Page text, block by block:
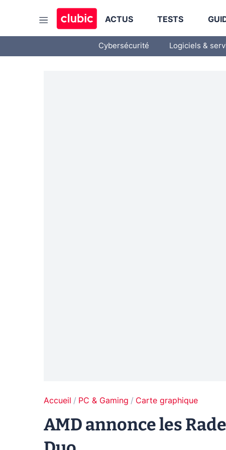
ACTUS TESTS
Cybersécurité Logiciels &
Accueil PC & Gaming Carte graphique
AMD annonce les